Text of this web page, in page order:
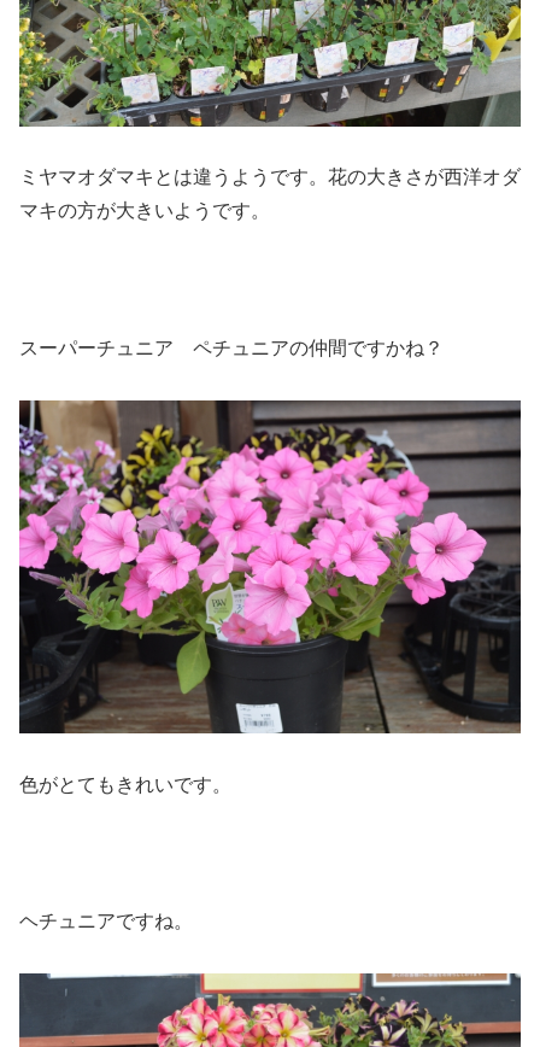
ミヤマオダマキとは違うようです。花の大きさが西洋オダ
マキの方が大きいようです。
スーパーチュニア ペチュニアの仲間ですかね？
色がとてもきれいです。
ヘチュニアですね。